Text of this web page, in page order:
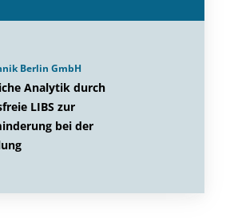
Berlin GmbH
Analytik durch
LIBS zur
bei der